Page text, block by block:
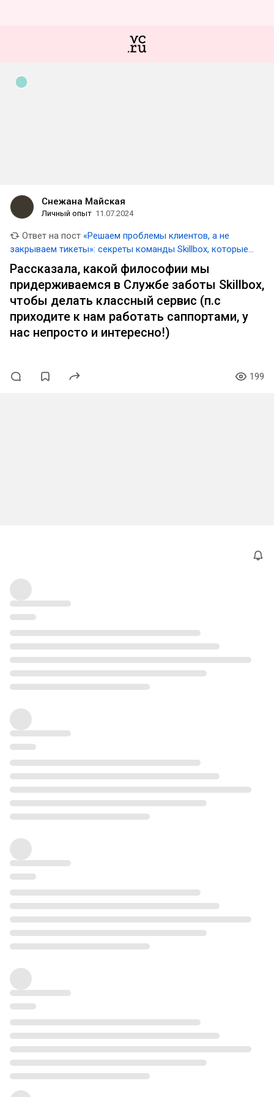
Снежана Майская
Личный опыт 11.07.2024
Ответ на пост «Решаем проблемы клиентов, а не
закрываем тикеты»: секреты команды Skillbox, которые
сделали ее лучшей командой саппорта в 2023 году
Рассказала, какой философии мы
придерживаемся в Службе заботы Skillbox,
чтобы делать классный сервис (п.с
приходите к нам работать саппортами, у
нас непросто и интересно!)
199